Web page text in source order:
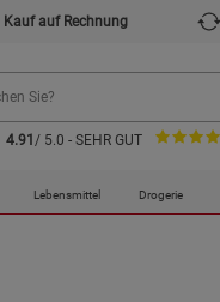
Kauf auf Rechnung
4.91 / 5.0 - SEHR GUT
Lebensmittel Drogerie